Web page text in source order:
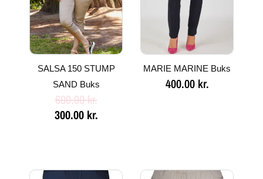
SALSA 150 STUMP
SAND Buks
600.00kr.
300.00 kr.
MARIE MARINE Buks
400.00 kr.